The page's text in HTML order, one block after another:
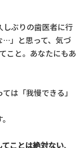
ぶりの歯医者に行
…」と思って、気づ
こと。あなたにもあ
は「我慢できる」
てことは絶対ない、